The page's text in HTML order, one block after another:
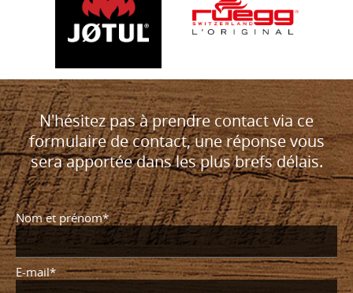
N'hésitez pas à prendre contact via ce
formulaire de contact, une réponse vous
sera apportée dans les plus brefs délais.
Nom et prénom*
E-mail*